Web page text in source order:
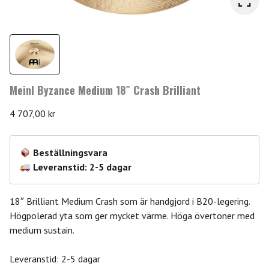
Meinl Byzance Medium 18″ Crash Brilliant
4 707,00 kr
Beställningsvara
Leveranstid: 2-5 dagar
18″ Brilliant Medium Crash som är handgjord i B20-legering.
Högpolerad yta som ger mycket värme. Höga övertoner med
medium sustain.
Leveranstid: 2-5 dagar